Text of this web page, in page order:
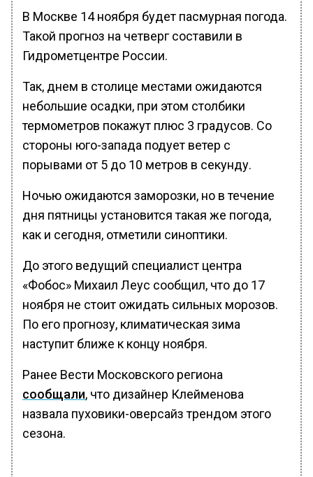
В Москве 14 ноября будет пасмурная погода.
Такой прогноз на четверг составили в
Гидрометцентре России.
Так, днем в столице местами ожидаются
небольшие осадки, при этом столбики
термометров покажут плюс 3 градусов. Со
стороны юго-запада подует ветер с
порывами от 5 до 10 метров в секунду.
Ночью ожидаются заморозки, но в течение
дня пятницы установится такая же погода,
как и сегодня, отметили синоптики.
До этого ведущий специалист центра
«Фобос» Михаил Леус сообщил, что до 17
ноября не стоит ожидать сильных морозов.
По его прогнозу, климатическая зима
наступит ближе к концу ноября.
Ранее Вести Московского региона
сообщали, что дизайнер Клейменова
назвала пуховики-оверсайз трендом этого
сезона.